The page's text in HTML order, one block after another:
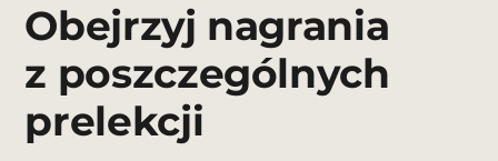
Obejrzyj nagrania
z poszczególnych
prelekcji